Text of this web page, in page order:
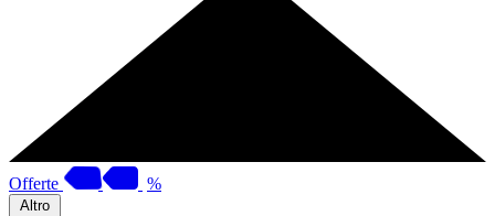
Offerte %
Altro